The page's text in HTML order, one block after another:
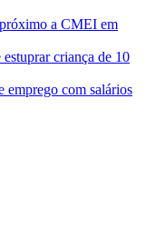
a CMEI em
criança de 10
com salários